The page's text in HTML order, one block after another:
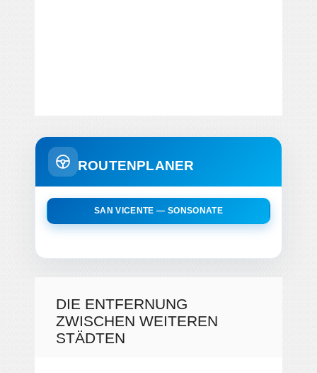
ROUTENPLANER
SAN VICENTE — SONSONATE
DIE ENTFERNUNG
ZWISCHEN WEITEREN
STÄDTEN